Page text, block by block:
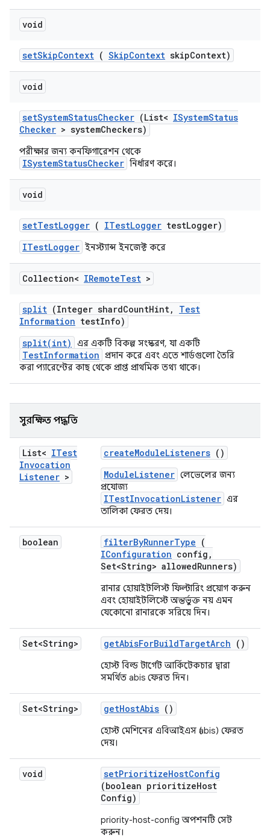
void
setSkipContext ( SkipContext skipContext)
void
setSystemStatusChecker (List< ISystemStatus
Checker > systemCheckers)
পরীক্ষার জন্য কনফিগারেশন থেকে
ISystemStatusChecker নির্ধারণ করে।
void
setTestLogger ( ITestLogger testLogger)
ITestLogger ইনস্ট্যান্স ইনজেক্ট করে
Collection< IRemoteTest >
split (Integer shardCountHint,
Test
Information testInfo)
split(int)
এর একটি বিকল্প সংস্করণ, যা একটি
TestInformation প্রদান করে এবং এতে শার্ডগুলো তৈরি
করা প্যারেন্টের কাছ থেকে প্রাপ্ত প্রাথমিক তথ্য থাকে।
সুরক্ষিত পদ্ধতি
List< ITest
Invocation
Listener >
createModuleListeners ()
ModuleListener লেভেলের জন্য
প্রযোজ্য
ITestInvocationListener এর
তালিকা ফেরত দেয়।
boolean filterByRunnerType (
IConfiguration config ,
Set<String> allowedRunners)
রানার হোয়াইটলিস্ট ফিল্টারিং প্রয়োগ করুন
এবং হোয়াইটলিস্টে অন্তর্ভুক্ত নয় এমন
যেকোনো রানারকে সরিয়ে দিন।
Set<String> getAbisForBuildTargetArch ()
হোস্ট বিল্ড টার্গেট আর্কিটেকচার দ্বারা
সমর্থিত abis ফেরত দিন।
Set<String> getHostAbis ()
হোস্ট মেশিনের এবিআইএস (abis) ফেরত
দেয়।
void setPrioritizeHostConfig
(boolean prioritizeHost
Config)
priority-host-config অপশনটি সেট
করুন।